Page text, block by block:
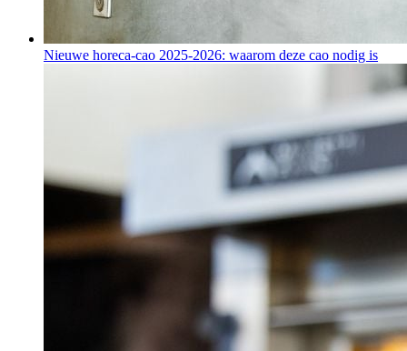
Nieuwe horeca-cao 2025-2026: waarom deze cao nodig is